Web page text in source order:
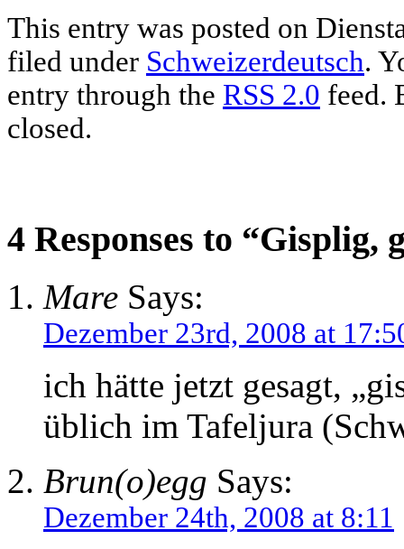
This entry was posted on
filed under Schweizerdeutsch.
entry through the RSS 2.0 feed.
closed.
4 Responses to “Gisplig,
Mare Says:
Dezember 23rd, 2008 at
ich hätte jetzt gesagt,
üblich im Tafeljura
Brun(o)egg Says:
Dezember 24th, 2008 at 8:11